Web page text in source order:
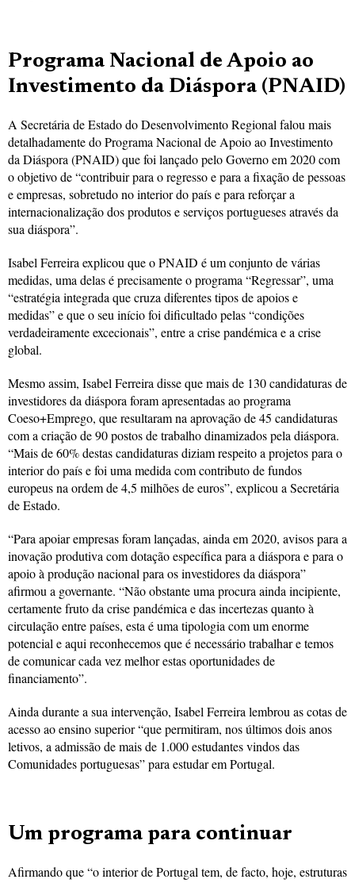
Programa Nacional de Apoio ao
Investimento da Diáspora (PNAID)
A Secretária de Estado do Desenvolvimento Regional falou mais
detalhadamente do Programa Nacional de Apoio ao Investimento
da Diáspora (PNAID) que foi lançado pelo Governo em 2020 com
o objetivo de “contribuir para o regresso e para a fixação de pessoas
e empresas, sobretudo no interior do país e para reforçar a
internacionalização dos produtos e serviços portugueses através da
sua diáspora”.
Isabel Ferreira explicou que o PNAID é um conjunto de várias
medidas, uma delas é precisamente o programa “Regressar”, uma
“estratégia integrada que cruza diferentes tipos de apoios e
medidas” e que o seu início foi dificultado pelas “condições
verdadeiramente excecionais”, entre a crise pandémica e a crise
global.
Mesmo assim, Isabel Ferreira disse que mais de 130 candidaturas de
investidores da diáspora foram apresentadas ao programa
Coeso+Emprego, que resultaram na aprovação de 45 candidaturas
com a criação de 90 postos de trabalho dinamizados pela diáspora.
“Mais de 60% destas candidaturas diziam respeito a projetos para o
interior do país e foi uma medida com contributo de fundos
europeus na ordem de 4,5 milhões de euros”, explicou a Secretária
de Estado.
“Para apoiar empresas foram lançadas, ainda em 2020, avisos para a
inovação produtiva com dotação específica para a diáspora e para o
apoio à produção nacional para os investidores da diáspora”
afirmou a governante. “Não obstante uma procura ainda incipiente,
certamente fruto da crise pandémica e das incertezas quanto à
circulação entre países, esta é uma tipologia com um enorme
potencial e aqui reconhecemos que é necessário trabalhar e temos
de comunicar cada vez melhor estas oportunidades de
financiamento”.
Ainda durante a sua intervenção, Isabel Ferreira lembrou as cotas de
acesso ao ensino superior “que permitiram, nos últimos dois anos
letivos, a admissão de mais de 1.000 estudantes vindos das
Comunidades portuguesas” para estudar em Portugal.
Um programa para continuar
Afirmando que “o interior de Portugal tem, de facto, hoje, estruturas